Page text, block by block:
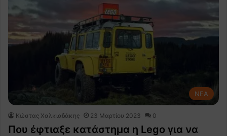
NEA
Κώστας Χαλκιαδάκης 23 Μαρτίου 2023 0
Που έφτιαξε κατάστημα η Lego για να